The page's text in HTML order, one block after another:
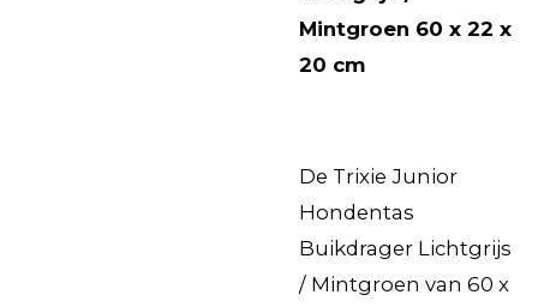
Mintgroen 60 x 22 x
20 cm
De Trixie Junior
Hondentas
Buikdrager Lichtgrijs
/ Mintgroen van 60 x